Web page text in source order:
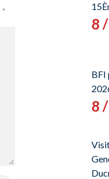
*
8 /
BFI
8 /